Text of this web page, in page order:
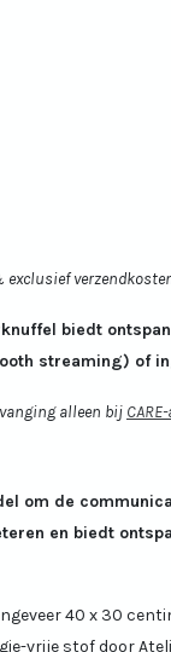
biedt
streaming) of
alleen bij
om de
en biedt
40 x 30
vrije stof door